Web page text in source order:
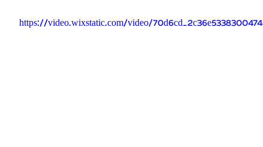
https://video.wixstatic.com/video/